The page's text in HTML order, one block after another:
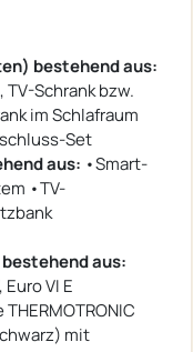
bestehend aus:
TV-Schrank bzw.
im Schlafraum
Set
aus: •Smart-
•TV-
aus:
VI E
mit